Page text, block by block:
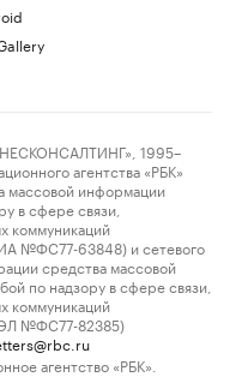
1995–
агентства «РБК»
массовой информации
в сфере связи,
коммуникаций
№ФС77-63848) и сетевого
средства массовой
по надзору в сфере связи,
коммуникаций
ЭЛ №ФС77-82385)
агентство «РБК».